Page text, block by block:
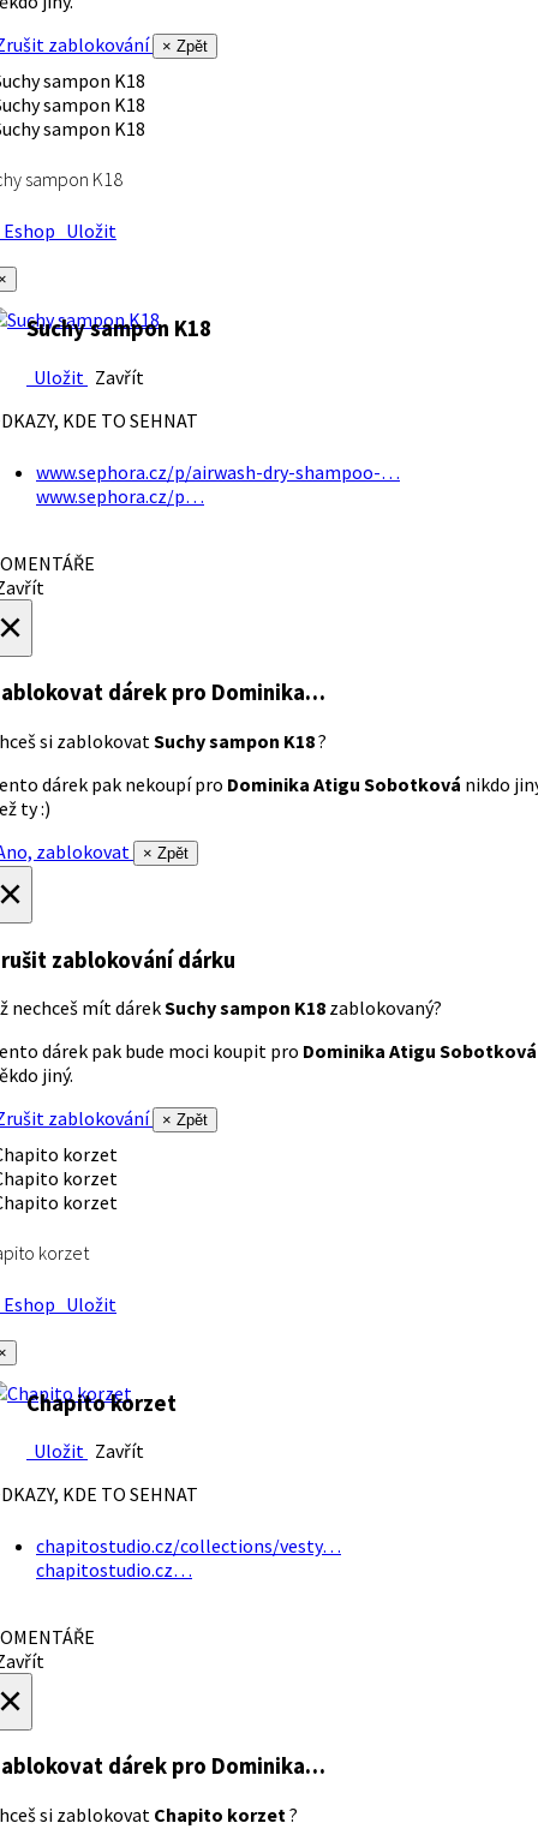
zablokování
× Zpět
sampon K18
Uložit
Suchy sampon K18
Uložit Zavřít
KDE TO SEHNAT
www.sephora.cz/p/airwash-dry-shampoo-…
www.sephora.cz/p…
dárek pro Dominika…
si zablokovatSuchy sampon K18?
dárek pak nekoupí pro Dominika Atigu Sobotková nikdo
ty :)
zablokovat
× Zpět
zablokování dárku
nechceš mít dárekSuchy sampon K18 zablokovaný?
dárek pak bude moci koupit pro Dominika Atigu Sobotková
jiný.
zablokování
× Zpět
korzet
Uložit
Chapito korzet
Uložit Zavřít
KDE TO SEHNAT
chapitostudio.cz/collections/vesty…
chapitostudio.cz…
dárek pro Dominika…
si zablokovat Chapito korzet?